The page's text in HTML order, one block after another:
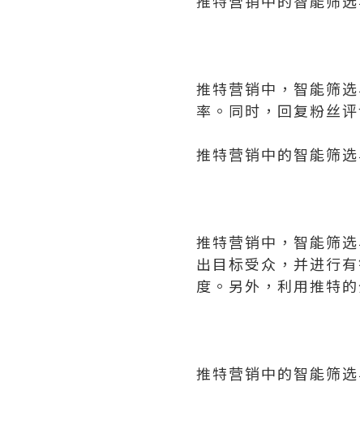
推特营销中，智能筛
率。同时，回复粉丝
推特营销中的智能筛
推特营销中，智能筛
出目标受众，并进行
度。另外，利用推特
推特营销中的智能筛